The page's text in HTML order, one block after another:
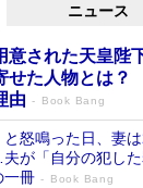
ニュース
意された天皇陛
せた人物とは
由
Book Bang
と怒鳴った日、妻
が「自分の犯し
一冊
Book Bang